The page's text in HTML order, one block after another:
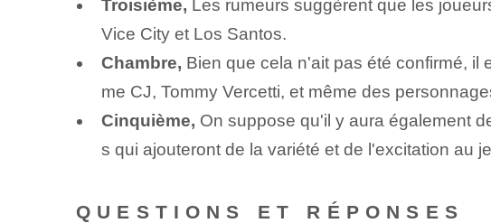
Troisième, Les rumeurs suggèrent que les
Vice City et Los Santos.
Chambre, Bien que cela n'ait pas été confirmé,
me CJ, Tommy Vercetti, et même des
Cinquième, On suppose qu'il y aura également
s qui ajouteront de la variété et de l'excitation au
QUESTIONS ET RÉPONSES